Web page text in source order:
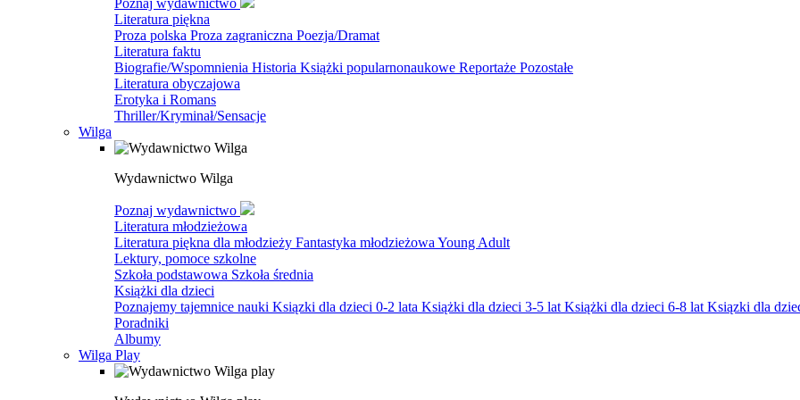
Poznaj wydawnictwo
Literatura piękna
Proza polska Proza zagraniczna Poezja/Dramat
Literatura faktu
Biografie/Wspomnienia Historia Książki popularnonaukowe Reportaże Pozostałe
Literatura obyczajowa
Erotyka i Romans
Thriller/Kryminał/Sensacje
Wilga
Wydawnictwo Wilga
Poznaj wydawnictwo
Literatura młodzieżowa
Literatura piękna dla młodzieży Fantastyka młodzieżowa Young Adult
Lektury, pomoce szkolne
Szkoła podstawowa Szkoła średnia
Książki dla dzieci
Poznajemy tajemnice nauki Ksiązki dla dzieci 0-2 lata Książki dla dzieci 3-5 lat Książki dla dzieci 6-8 lat Ksiązki dla
Poradniki
Albumy
Wilga Play